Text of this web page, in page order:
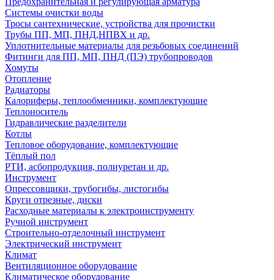
Системы очистки воды
Тросы сантехнические, устройства для прочистки
Трубы ПП, МП, ПНД,НПВХ и др.
Уплотнительные материалы для резьбовых соединений
Фитинги для ПП, МП, ПНД (ПЭ) трубопроводов
Хомуты
Отопление
Радиаторы
Калориферы, теплообменники, комплектующие
Теплоноситель
Гидравлические разделители
Котлы
Тепловое оборудование, комплектующие
Тёплый пол
РТИ, асбопродукция, полиуретан и др.
Инструмент
Опрессовщики, трубогибы, листогибы
Круги отрезные, диски
Расходные материалы к электроинструменту
Ручной инструмент
Строительно-отделочный инструмент
Электрический инструмент
Климат
Вентиляционное оборудование
Климатическое оборудование